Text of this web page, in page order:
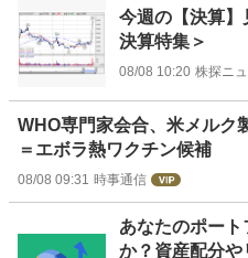
今週の【決算
決算特集＞
08/08 10:20 株探ニ
WHO専門家会合、米メルク
＝エボラ熱ワクチン候補
08/08 09:31 時事通信
あなたのポー
か？資産配分